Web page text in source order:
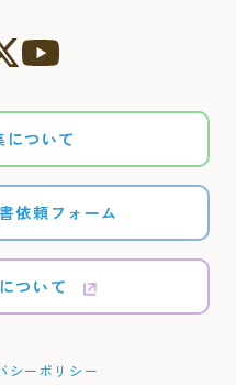
について
依頼フォーム
ついて
シーポリシー